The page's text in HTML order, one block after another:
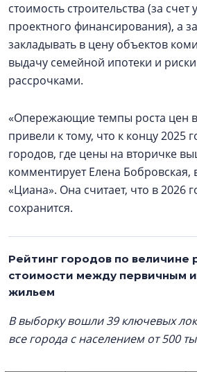
стоимость строительства (за
проектного финансирования), а
закладывать в цену объектов
выдачу семейной ипотеки и риски
рассрочками.
«Опережающие темпы роста цен
привели к тому, что к концу 2025
городов, где цены на вторичке
комментирует Елена Бобровская,
«Циана». Она считает, что в 2026
сохранится.
Рейтинг городов по величине
стоимости между первичным
жильем
В выборку вошли 39 ключевых
все города с населением от 500